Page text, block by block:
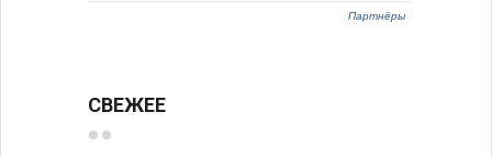
Партнёры
СВЕЖЕЕ